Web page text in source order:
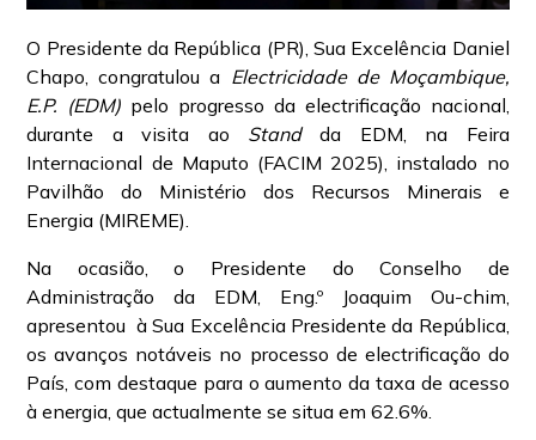
O Presidente da República (PR), Sua Excelência Daniel
Chapo, congratulou a Electricidade de Moçambique,
E.P. (EDM) pelo progresso da electrificação nacional,
durante a visita ao Standda EDM, na Feira
Internacional de Maputo (FACIM 2025), instalado no
Pavilhão do Ministério dos Recursos Minerais e
Energia (MIREME).
Na ocasião, o Presidente do Conselho de
Administração da EDM, Eng.º Joaquim Ou-chim,
apresentou à Sua Excelência Presidente da República,
os avanços notáveis no processo de electrificação do
País, com destaque para o aumento da taxa de acesso
à energia, que actualmente se situa em 62.6%.